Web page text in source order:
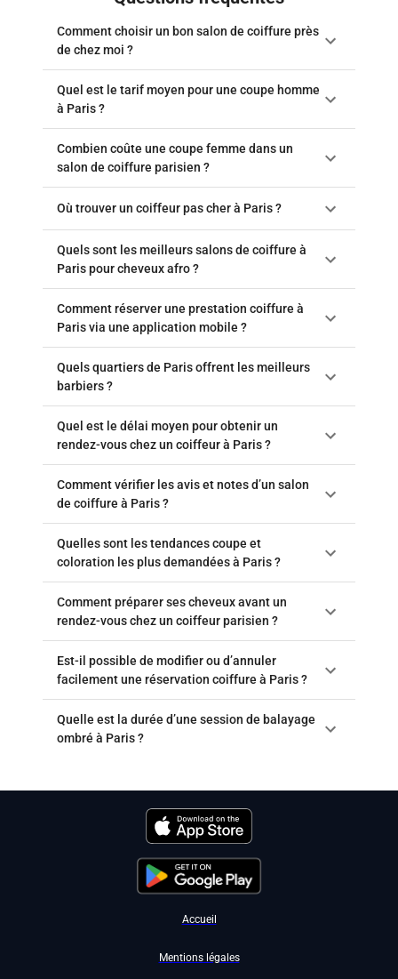
Comment choisir un bon salon de coiffure près
de chez moi ?
Quel est le tarif moyen pour une coupe homme
à Paris ?
Combien coûte une coupe femme dans un
salon de coiffure parisien ?
Où trouver un coiffeur pas cher à Paris ?
Quels sont les meilleurs salons de coiffure à
Paris pour cheveux afro ?
Comment réserver une prestation coiffure à
Paris via une application mobile ?
Quels quartiers de Paris offrent les meilleurs
barbiers ?
Quel est le délai moyen pour obtenir un
rendez-vous chez un coiffeur à Paris ?
Comment vérifier les avis et notes d’un salon
de coiffure à Paris ?
Quelles sont les tendances coupe et
coloration les plus demandées à Paris ?
Comment préparer ses cheveux avant un
rendez-vous chez un coiffeur parisien ?
Est-il possible de modifier ou d’annuler
facilement une réservation coiffure à Paris ?
Quelle est la durée d’une session de balayage
ombré à Paris ?
Accueil
Mentions légales